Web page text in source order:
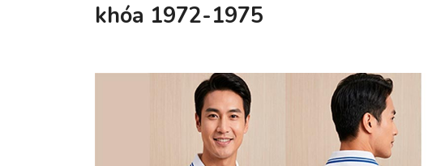
khóa 1972-1975